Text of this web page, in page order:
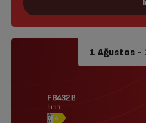
1 Ağustos -